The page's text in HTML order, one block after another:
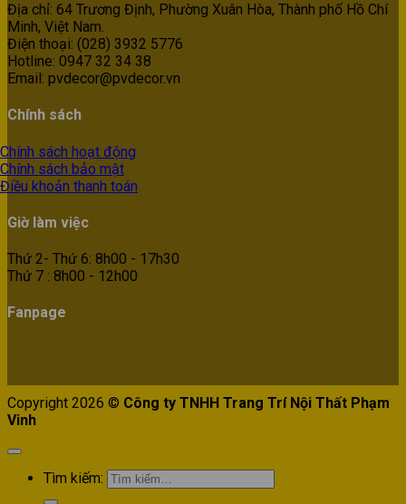
Địa chỉ: 64 Trương Định, Phường Xuân Hòa, Thành phố Hồ Chí
Minh, Việt Nam.
Điện thoại: (028) 3932 5776
Hotline: 0947 32 34 38
Email: pvdecor@pvdecor.vn
Chính sách
Chính sách hoạt động
Chính sách bảo mật
Điều khoản thanh toán
Giờ làm việc
Thứ 2- Thứ 6: 8h00 - 17h30
Thứ 7 : 8h00 - 12h00
Fanpage
Copyright 2026 © Công ty TNHH Trang Trí Nội Thất Phạm
Vinh
Tìm kiếm: